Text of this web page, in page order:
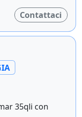
Contattaci
35qli con